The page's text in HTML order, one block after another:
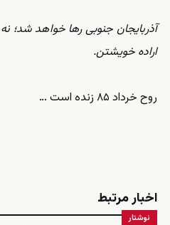
آذربایجان جنوبی رها خواهد شد؛
اراده خویشتن.
روح خرداد ۸۵ زنده است …
اخبار مرتبط
نوشتار